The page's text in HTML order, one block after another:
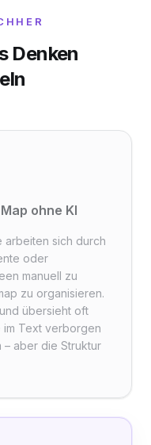
Denken
ohne KI
arbeiten sich durch
oder
manuell zu
zu organisieren.
übersieht oft
im Text verborgen
– aber die Struktur